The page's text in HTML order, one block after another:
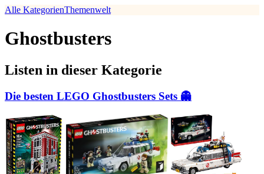
Alle KategorienThemenwelt
Ghostbusters
Listen in dieser Kategorie
Die besten LEGO Ghostbusters Sets 👻